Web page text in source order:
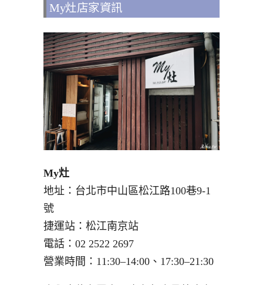
My灶店家資訊
My灶
地址：台北市中山區松江路100巷9-1
號
捷運站：松江南京站
電話： 02 2522 2697
營業時間：11:30–14:00、17:30–21:30